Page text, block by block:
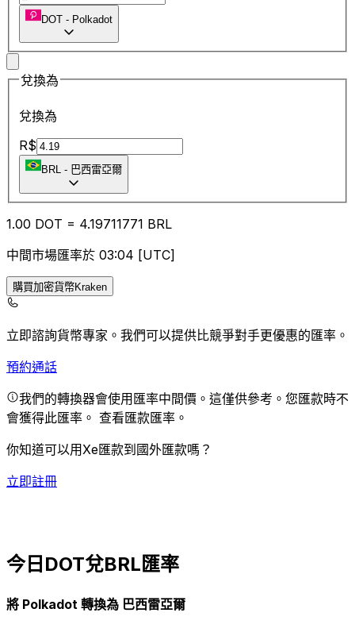
DOT - Polkadot
兌換為
兌換為
R$
BRL - 巴西雷亞爾
1.00 DOT = 4.19711771 BRL
中間市場匯率於 03:04 [UTC]
購買加密貨幣Kraken
立即諮詢貨幣專家。 我們可以提供比競爭對手更優惠的匯率。
預約通話
我們的轉換器會使用匯率中間價。這僅供參考。您匯款時不
會獲得此匯率。 查看匯款匯率。
你知道可以用Xe匯款到國外匯款嗎？
立即註冊
今日DOT兌BRL匯率
將 Polkadot 轉換為 巴西雷亞爾